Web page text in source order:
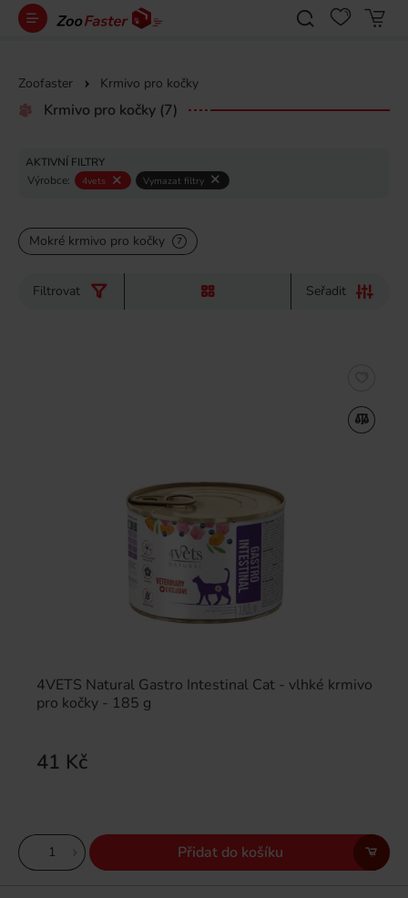
Zoofaster Krmivo pro kočky
Krmivo pro kočky (7)
AKTIVNÍ FILTRY
Výrobce:
4vets Vymazat filtry
Mokré krmivo pro kočky 7
Filtrovat Seřadit
4VETS Natural Gastro Intestinal Cat - vlhké krmivo
pro kočky - 185 g
41 Kč
Přidat do košíku